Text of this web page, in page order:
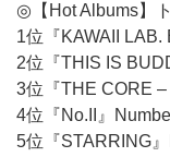
◎【Hot Albums】
1位『KAWAII LAB.
2位『THIS IS
3位『THE CORE
4位『No.II』
5位『STARRING